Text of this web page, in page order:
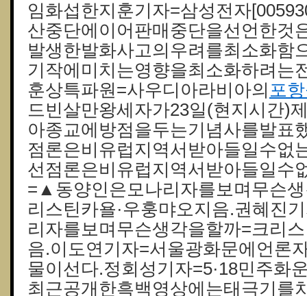
임화섭한지훈기자=삼성전자
산중단에이어판매중단을선언한것
발생한발화사고의우려를최소화함
기작에미치는영향을최소화하려는
훈상특파원=사우디아라비아의 포
드빈살만왕세자가23일(현지시간)
아종교에방점을두는기념사를발표
점론은비유럽지역서받아들일수없
선점론은비유럽지역서받아들일수
=▲동양인은모나리자를보며무슨
리스틴카욜·우훙먀오지음.권혜진
리자를보며무슨생각을할까=크리
음.이도연기자=서울광화문에언론
물이선다.정회성기자=5·18민주화
최근공개한흑백영상에는태극기를